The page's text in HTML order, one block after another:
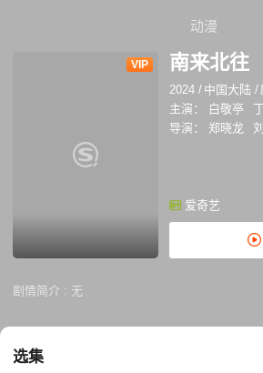
动漫
VIP 南来北往
2024 / 中国大陆 /
主演：
白敬亭
导演：
郑晓龙
爱奇艺
剧情简介 : 无
选集